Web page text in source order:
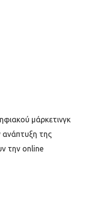
μάρκετινγκ
ανάπτυξη της
την online